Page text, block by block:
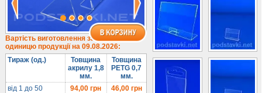
Під солодке
Для хот-догів
Лототрони
Ящики з акрилу
Цінники
Засоби захисту
Вартість виготовлення за
одиницю продукції на 09.08.2026:
Тираж (од.)
Товщина
акрилу 1,8
мм.
Товщина
PETG 0,7
мм.
від 1 до 50
94,00 грн 46,00грн